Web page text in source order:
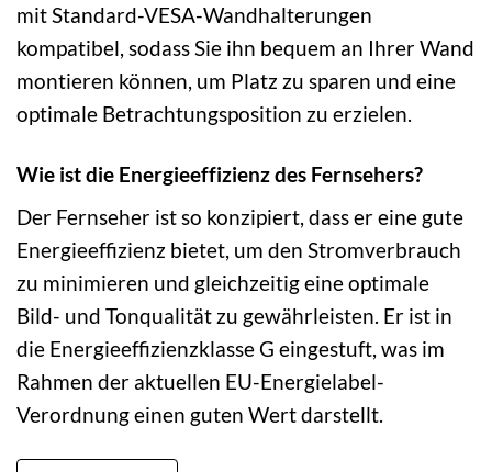
mit Standard-VESA-Wandhalterungen
kompatibel, sodass Sie ihn bequem an Ihrer Wand
montieren können, um Platz zu sparen und eine
optimale Betrachtungsposition zu erzielen.
Wie ist die Energieeffizienz des Fernsehers?
Der Fernseher ist so konzipiert, dass er eine gute
Energieeffizienz bietet, um den Stromverbrauch
zu minimieren und gleichzeitig eine optimale
Bild- und Tonqualität zu gewährleisten. Er ist in
die Energieeffizienzklasse G eingestuft, was im
Rahmen der aktuellen EU-Energielabel-
Verordnung einen guten Wert darstellt.